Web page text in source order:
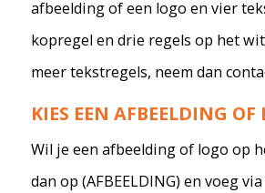
afbeelding of een logo en vier
kopregel en drie regels op het
meer tekstregels, neem dan
KIES EEN AFBEELDING OF
Wil je een afbeelding of logo op
dan op (AFBEELDING) en voeg